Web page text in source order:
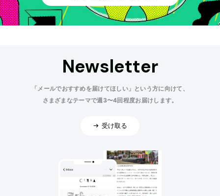
Newsletter
「メールでおすすめを届けてほしい」という方に向けて、
さまざまなテーマで週3〜4回程度お届けします。
受け取る